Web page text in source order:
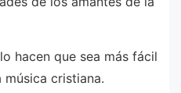
hacen que sea más fácil
cristiana.